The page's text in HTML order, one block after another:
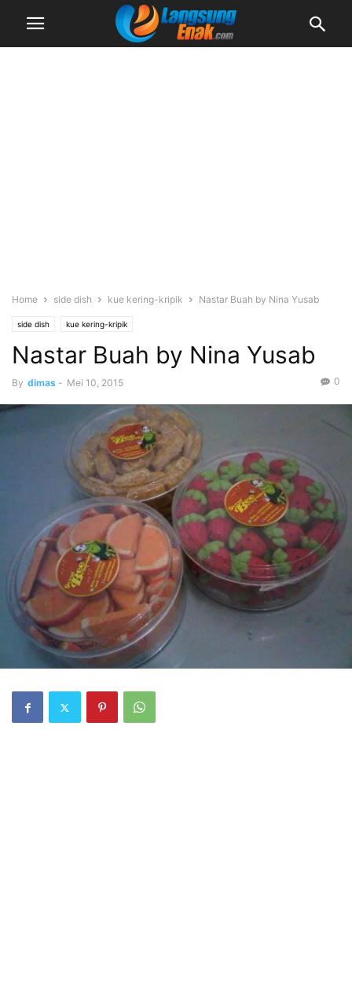
Home side dish kue kering-kripik Nastar Buah by Nina Yusab
side dish kue kering-kripik
Nastar Buah by Nina Yusab
By dimas - Mei 10, 2015 0